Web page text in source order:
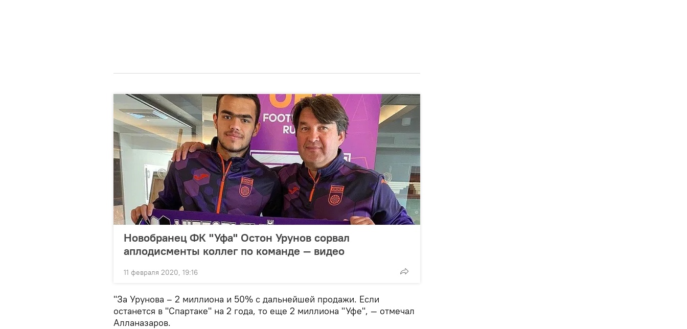
Новобранец ФК "Уфа" Остон Урунов сорвал
аплодисменты коллег по команде — видео
11 февраля 2020, 19:16
"За Урунова – 2 миллиона и 50% с дальнейшей продажи. Если
останется в "Спартаке" на 2 года, то еще 2 миллиона "Уфе", — отмечал
Алланазаров.